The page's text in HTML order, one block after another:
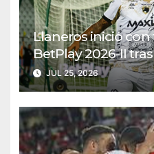
Llaneros inició
BetPlay 2026-II
Deportivo Pereira
JUL 25, 2026